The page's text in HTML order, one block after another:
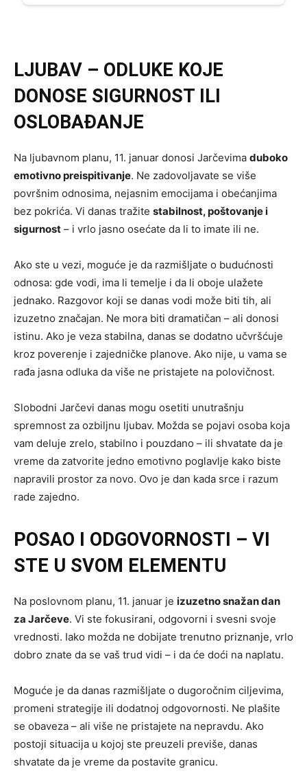
LJUBAV – ODLUKE KOJE
DONOSE SIGURNOST ILI
OSLOBAĐANJE
Na ljubavnom planu, 11. januar donosi Jarčevima duboko
emotivno preispitivanje. Ne zadovoljavate se više
površnim odnosima, nejasnim emocijama i obećanjima
bez pokrića. Vi danas tražite stabilnost, poštovanje i
sigurnost – i vrlo jasno osećate da li to imate ili ne.
Ako ste u vezi, moguće je da razmišljate o budućnosti
odnosa: gde vodi, ima li temelje i da li oboje ulažete
jednako. Razgovor koji se danas vodi može biti tih, ali
izuzetno značajan. Ne mora biti dramatičan – ali donosi
istinu. Ako je veza stabilna, danas se dodatno učvršćuje
kroz poverenje i zajedničke planove. Ako nije, u vama se
rađa jasna odluka da više ne pristajete na polovičnost.
Slobodni Jarčevi danas mogu osetiti unutrašnju
spremnost za ozbiljnu ljubav. Možda se pojavi osoba koja
vam deluje zrelo, stabilno i pouzdano – ili shvatate da je
vreme da zatvorite jedno emotivno poglavlje kako biste
napravili prostor za novo. Ovo je dan kada srce i razum
rade zajedno.
POSAO I ODGOVORNOSTI – VI
STE U SVOM ELEMENTU
Na poslovnom planu, 11. januar je izuzetno snažan dan
za Jarčeve. Vi ste fokusirani, odgovorni i svesni svoje
vrednosti. Iako možda ne dobijate trenutno priznanje, vrlo
dobro znate da se vaš trud vidi – i da će doći na naplatu.
Moguće je da danas razmišljate o dugoročnim ciljevima,
promeni strategije ili dodatnoj odgovornosti. Ne plašite
se obaveza – ali više ne pristajete na nepravdu. Ako
postoji situacija u kojoj ste preuzeli previše, danas
shvatate da je vreme da postavite granicu.